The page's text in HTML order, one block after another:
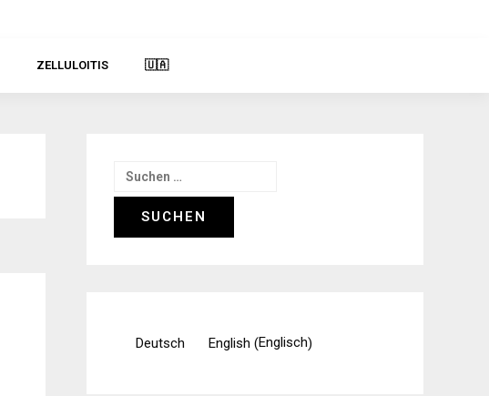
ZELLULOITIS 🇺🇦
Suchen
nach:
Deutsch English (Englisch)